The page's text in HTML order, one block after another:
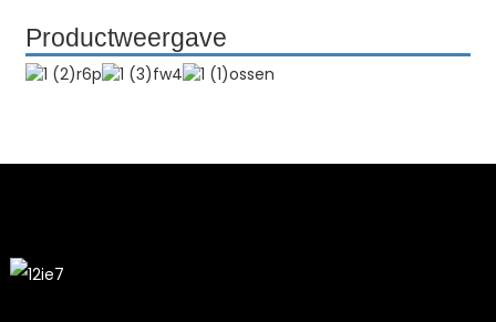
Productweergave